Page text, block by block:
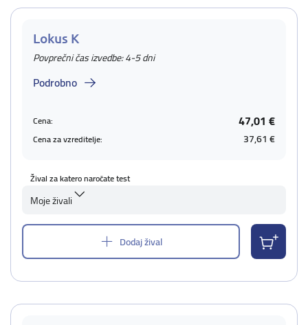
Lokus K
Povprečni čas izvedbe: 4-5 dni
Podrobno
Cena: 47,01 €
Cena za vzreditelje: 37,61 €
Žival za katero naročate test
Moje živali
Dodaj žival